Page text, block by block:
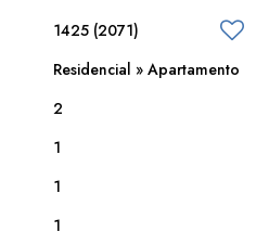
1425 (2071)
Residencial » Apartamento
2
1
1
1